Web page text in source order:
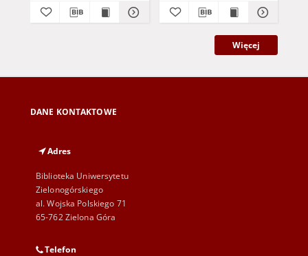
Więcej
DANE KONTAKTOWE
Adres
Biblioteka Uniwersytetu
Zielonogórskiego
al. Wojska Polskiego 71
65-762 Zielona Góra
Telefon